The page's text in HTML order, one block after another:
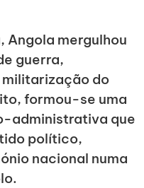
Angola mergulhou
guerra,
do
formou-se uma
administrativa que
político,
nacional numa